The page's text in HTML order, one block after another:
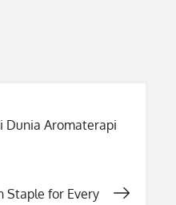
Dunia Aromaterapi
Staple for Every